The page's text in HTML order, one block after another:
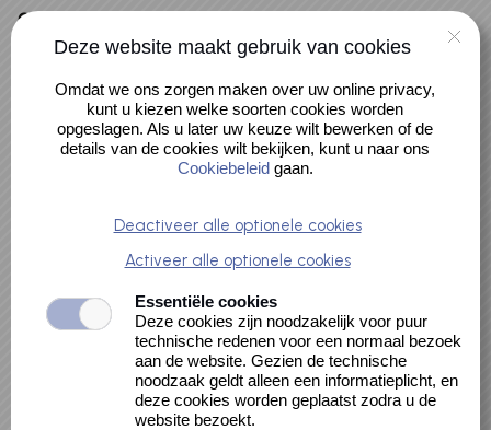
Naar hoofdinhoud
Account
0 artikelen
Activiteiten
Ruimte huren
Gebruikersnaam of
wachtwoord vergeten
mail met gegevens om weer toegang te krijgen tot je
account.
Deze website maakt gebruik van cookies
Omdat we ons zorgen maken over uw online privacy,
kunt u kiezen welke soorten cookies worden
opgeslagen. Als u later uw keuze wilt bewerken of de
details van de cookies wilt bekijken, kunt u naar ons
Cookiebeleidgaan.
Deactiveer alle optionele cookies
Activeer alle optionele cookies
Essentiële cookies
Deze cookies zijn noodzakelijk voor puur
technische redenen voor een normaal bezoek
aan de website. Gezien de technische
noodzaak geldt alleen een informatieplicht, en
deze cookies worden geplaatst zodra u de
website bezoekt.